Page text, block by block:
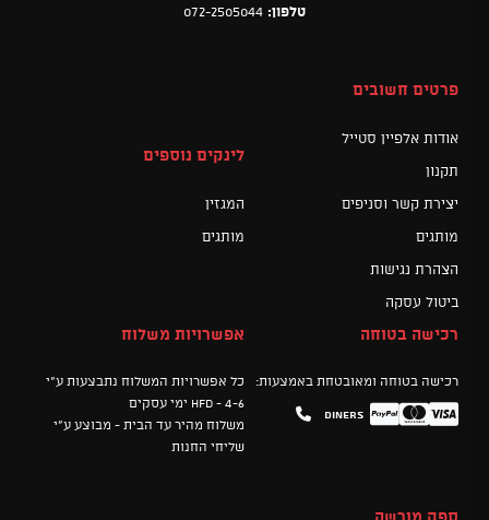
טלפון: 072-2505044
פרטים חשובים
אודות אלפיין סטייל
תקנון
יצירת קשר וסניפים
מותגים
הצהרת נגישות
ביטול עסקה
לינקים נוספים
המגזין
מותגים
רכישה בטוחה
רכישה בטוחה ומאובטחת באמצעות:
Visa
Mastercard
PayPal
Diners
אפשרויות משלוח
כל אפשרויות המשלוח נתבצעות ע"י
HFD - 4-6 ימי עסקים
משלוח מהיר עד הבית - מבוצע ע"י
שליחי החנות
ספק מורשה